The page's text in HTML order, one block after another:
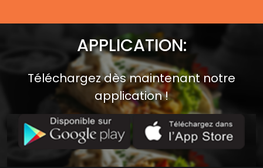
APPLICATION:
Téléchargez dès maintenant notre
application !